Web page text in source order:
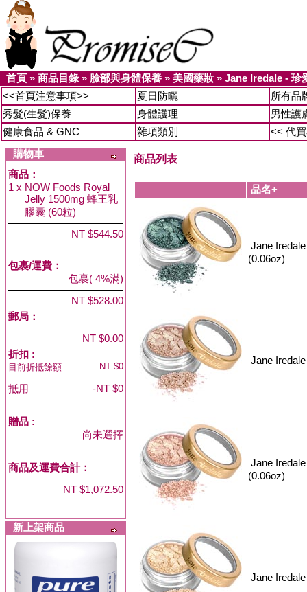
首頁 » 商品目錄» 臉部與身體保養 » 美國藥妝 » Jane Iredale - 珍
<<首頁注意事項>>
夏日防曬
所有品
秀髮(生髮)保養
身體護理
男性護
健康食品 & GNC
雜項類別
<< 代
購物車
商品：
1 x NOW Foods Royal
Jelly 1500mg 蜂王乳
膠囊 (60粒)
NT $544.50
包裹/運費：
包裹( 4%滿)
NT $528.00
郵局：
NT $0.00
折扣 :
目前折抵餘額 NT $0
抵用 -NT $0
贈品 :
尚未選擇
商品及運費合計：
NT $1,072.50
新上架商品
商品列表
品名+
Jane
(0.06oz)
Jane
Jane
(0.06oz)
Jane